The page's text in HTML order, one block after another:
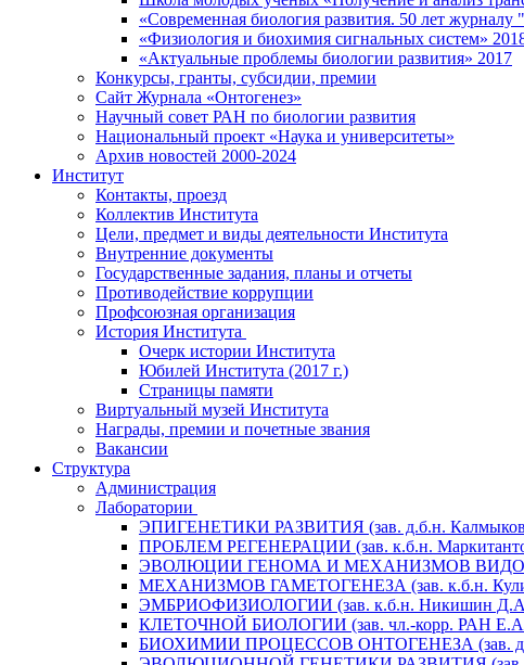
«Современная биология развития. 50 лет журналу
«Физиология и биохимия сигнальных систем»
«Актуальные проблемы биологии развития» 2017
Конкурсы, гранты, субсидии, премии
Сайт Журнала «Онтогенез»
Научный совет РАН по биологии развития
Национальный проект «Наука и университеты»
Архив новостей 2000-2024
Институт
Контакты, проезд
Коллектив Института
Цели, предмет и виды деятельности Института
Внутренние документы
Государственные задания, планы и отчеты
Противодействие коррупции
Профсоюзная организация
История Института
Очерк истории Института
Юбилей Института (2017 г.)
Страницы памяти
Виртуальный музей Института
Награды, премии и почетные звания
Вакансии
Структура
Администрация
Лаборатории
ЭПИГЕНЕТИКИ РАЗВИТИЯ (зав. д.б.н.
ПРОБЛЕМ РЕГЕНЕРАЦИИ (зав. к.б.н.
ЭВОЛЮЦИИ ГЕНОМА И МЕХАНИЗМОВ
МЕХАНИЗМОВ ГАМЕТОГЕНЕЗА (зав. к.б.н.
ЭМБРИОФИЗИОЛОГИИ (зав. к.б.н. Никишин
КЛЕТОЧНОЙ БИОЛОГИИ (зав. чл.-корр. РАН Е.А.
БИОХИМИИ ПРОЦЕССОВ ОНТОГЕНЕЗА (зав.